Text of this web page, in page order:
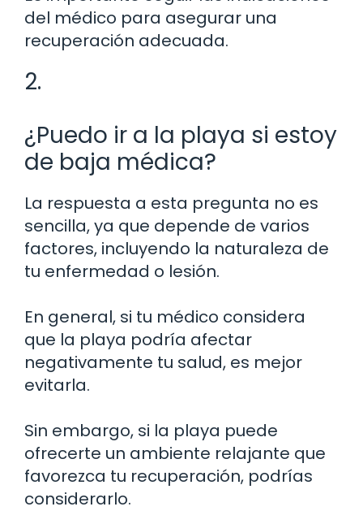
del médico para asegurar una
recuperación adecuada.
2.
¿Puedo ir a la playa si estoy
de baja médica?
La respuesta a esta pregunta no es
sencilla, ya que depende de varios
factores, incluyendo la naturaleza de
tu enfermedad o lesión.
En general, si tu médico considera
que la playa podría afectar
negativamente tu salud, es mejor
evitarla.
Sin embargo, si la playa puede
ofrecerte un ambiente relajante que
favorezca tu recuperación, podrías
considerarlo.